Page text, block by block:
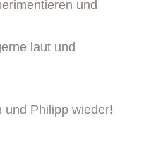
und
laut und
und Philipp wieder!